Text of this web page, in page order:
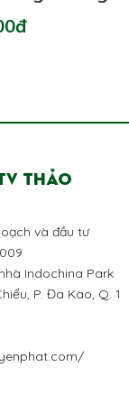
THẢO
và đầu tư
Indochina Park
P. Đa Kao, Q. 1